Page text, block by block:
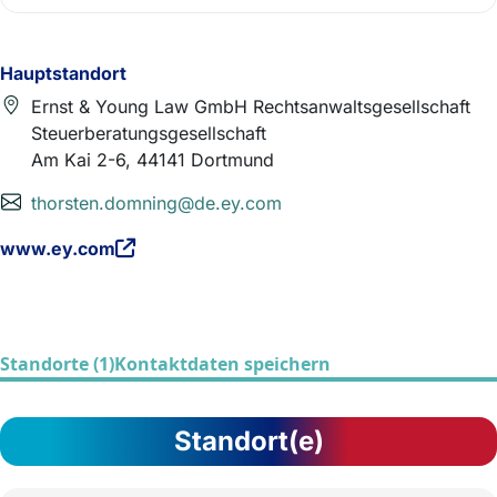
Hauptstandort
Ernst & Young Law GmbH Rechtsanwaltsgesellschaft
Steuerberatungsgesellschaft
Am Kai 2-6, 44141 Dortmund
thorsten.domning@de.ey.com
www.ey.com
Standorte (1)Kontaktdaten speichern
Standort(e)